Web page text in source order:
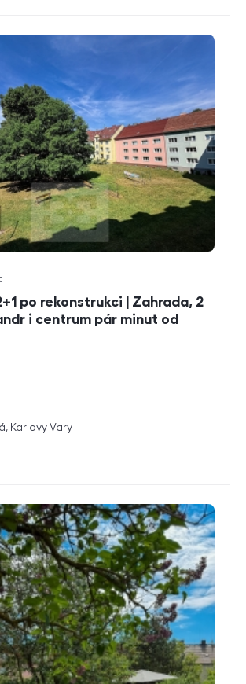
po rekonstrukci | Zahrada, 2
i centrum pár minut od
Karlovy Vary